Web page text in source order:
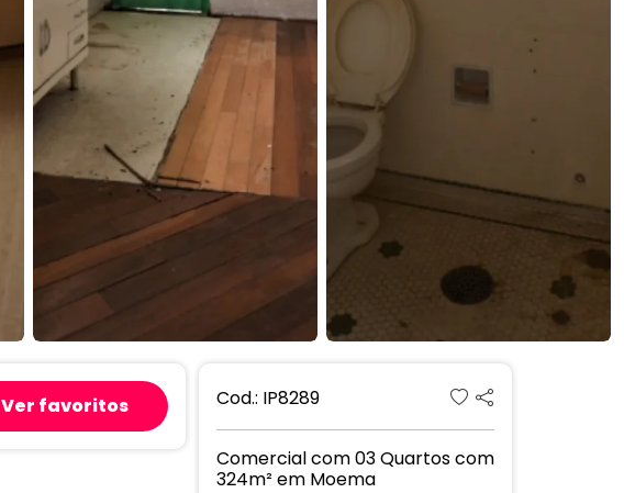
Ver favoritos Cod.: IP8289
Comercial com 03 Quartos com
324m² em Moema